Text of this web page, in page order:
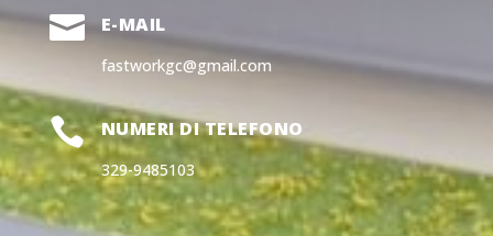
 E-MAIL
fastworkgc@gmail.com
 NUMERI DI TELEFONO
329-9485103